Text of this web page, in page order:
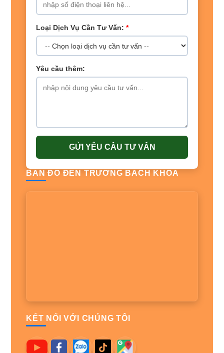
Loại Dịch Vụ Cần Tư Vấn: *
Yêu cầu thêm:
GỬI YÊU CẦU TƯ VẤN
BẢN ĐỒ ĐẾN TRƯỜNG BÁCH KHOA
KẾT NỐI VỚI CHÚNG TÔI